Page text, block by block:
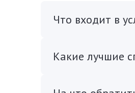
Что входит в
Какие лучшие